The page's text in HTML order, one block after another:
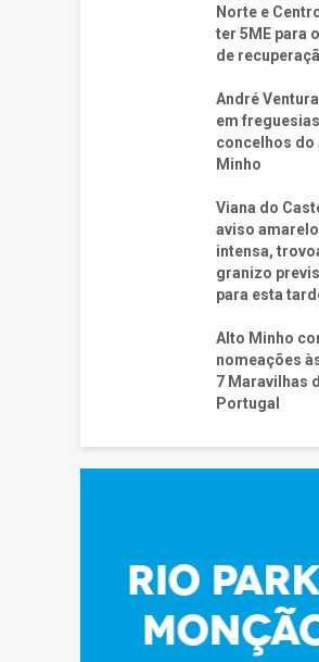
Norte e
ter 5ME para
de
André
em
concelhos do
Minho
Viana do
aviso
intensa,
granizo
para esta
Alto Minho
nomeações
7 Maravilhas
Portugal